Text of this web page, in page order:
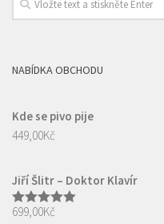
NABÍDKA OBCHODU
Kde se pivo pije
449,00Kč
Jiří Šlitr – Doktor Klavír
Hodnocení
699,00Kč